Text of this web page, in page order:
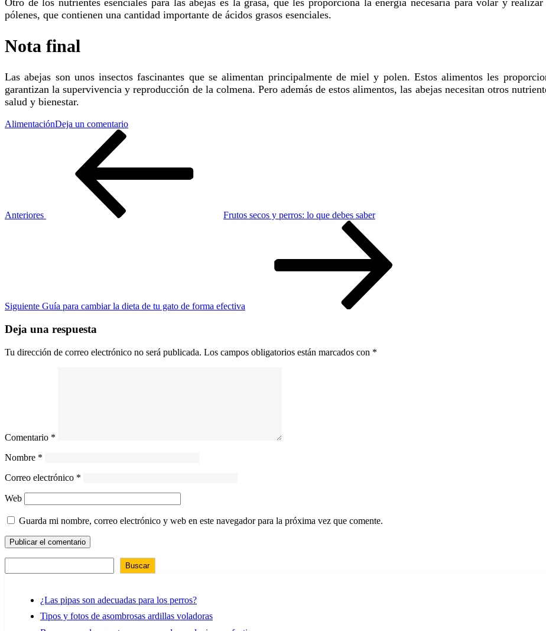
Otro de los nutrientes esenciales para las abejas es la grasa, que les proporciona la energía necesaria para volar y realizar otras actividades. Las abejas obtienen las grasas de los
pólenes, que contienen una cantidad importante de ácidos grasos esenciales.
Nota final
las abejas son unos insectos fascinantes que se alimentan principalmente de miel y polen. Estos alimentos les proporcionan los nutrientes necesarios para su actividad diaria y
garantizan la supervivencia y reproducción de la colmena. Pero además de estos alimentos, las abejas necesitan otros
salud y bienestar.
AlimentaciónDeja un comentarioen
las
Anteriores
Frutos secos y perros: lo que debes saber
Siguiente Guía para cambiar la dieta de tu gato de forma efectiva
Deja una respuesta
Tu dirección de correo electrónico no será publicada. Los campos obligatorios están marcados con *
Comentario *
Nombre *
Correo electrónico *
Web
Guarda mi nombre, correo electrónico y web en este navegador para la próxima vez que comente.
Buscar
¿Las pipas son adecuadas para los perros?
Tipos y fotos de asombrosas ardillas voladoras